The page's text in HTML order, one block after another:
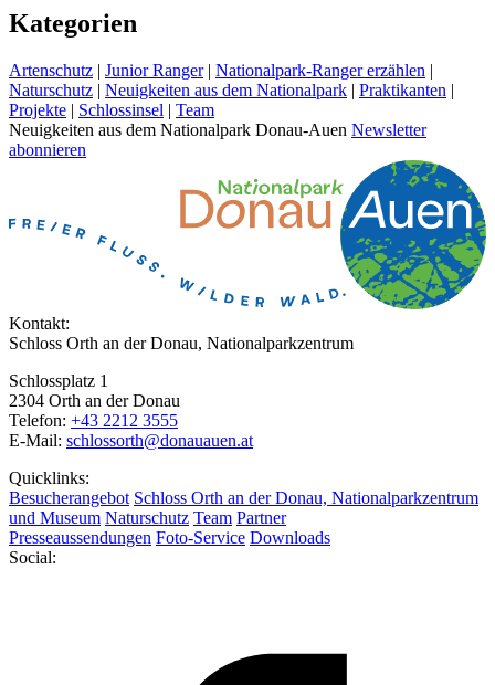
Kategorien
Artenschutz | Junior Ranger | Nationalpark-Ranger erzählen |
Naturschutz | Neuigkeiten aus dem Nationalpark | Praktikanten |
Projekte | Schlossinsel | Team
Neuigkeiten aus dem Nationalpark Donau-Auen Newsletter
abonnieren
Kontakt:
Schloss Orth an der Donau, Nationalparkzentrum
Schlossplatz 1
2304 Orth an der Donau
Telefon: +43 2212 3555
E-Mail: schlossorth@donauauen.at
Quicklinks:
Besucherangebot Schloss Orth an der Donau, Nationalparkzentrum
und Museum Naturschutz Team Partner
Presseaussendungen Foto-Service Downloads
Social: